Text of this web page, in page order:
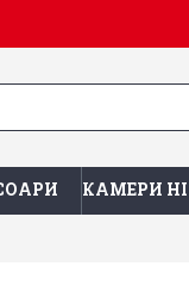
КАМЕРИ